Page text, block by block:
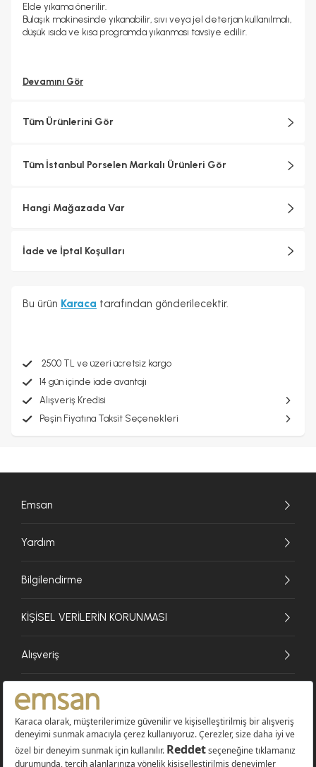
Elde yıkama önerilir.
Bulaşık makinesinde yıkanabilir, sıvı veya jel deterjan kullanılmalı,
düşük ısıda ve kısa programda yıkanması tavsiye edilir.
Devamını Gör
Tüm Ürünlerini Gör
Tüm İstanbul Porselen Markalı Ürünleri Gör
Hangi Mağazada Var
İade ve İptal Koşulları
Bu ürün Karaca tarafından gönderilecektir.
2500 TL ve üzeri ücretsiz kargo
14 gün içinde iade avantajı
Alışveriş Kredisi
Peşin Fiyatına Taksit Seçenekleri
Emsan
Yardım
Bilgilendirme
KİŞİSEL VERİLERİN KORUNMASI
Alışveriş